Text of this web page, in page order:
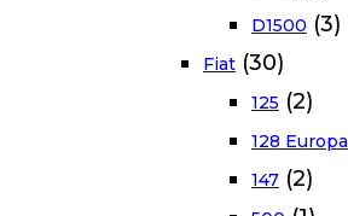
D1500 (3)
Fiat (30)
125 (2)
128 Europa
147 (2)